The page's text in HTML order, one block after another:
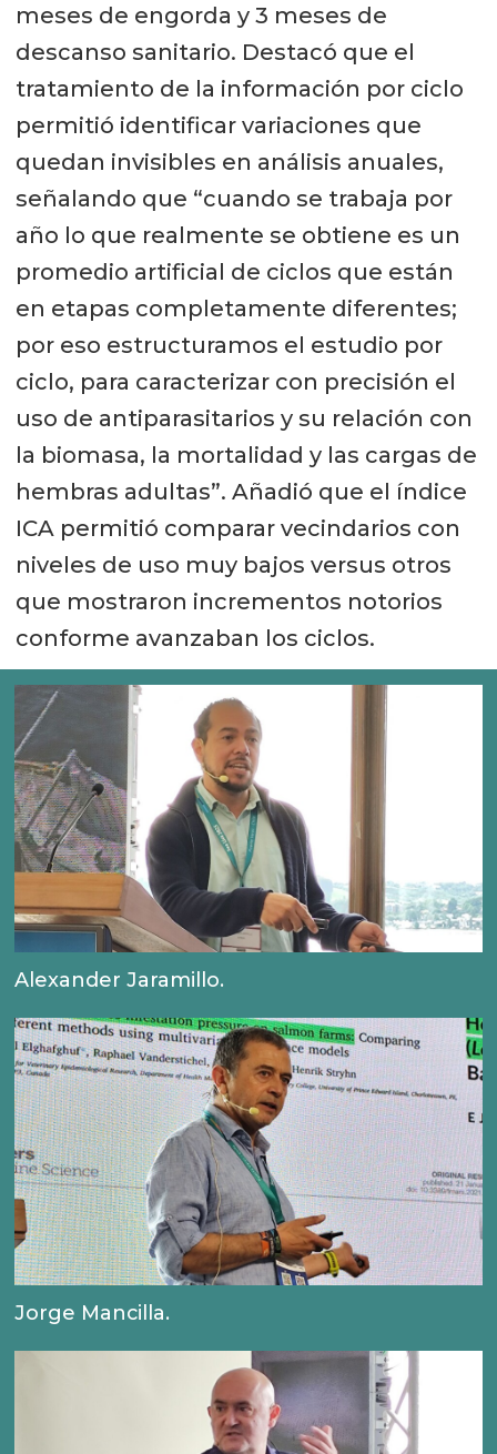
meses de engorda y 3 meses de
descanso sanitario. Destacó que el
tratamiento de la información por ciclo
permitió identificar variaciones que
quedan invisibles en análisis anuales,
señalando que “cuando se trabaja por
año lo que realmente se obtiene es un
promedio artificial de ciclos que están
en etapas completamente diferentes;
por eso estructuramos el estudio por
ciclo, para caracterizar con precisión el
uso de antiparasitarios y su relación con
la biomasa, la mortalidad y las cargas de
hembras adultas”. Añadió que el índice
ICA permitió comparar vecindarios con
niveles de uso muy bajos versus otros
que mostraron incrementos notorios
conforme avanzaban los ciclos.
Alexander Jaramillo.
Jorge Mancilla.